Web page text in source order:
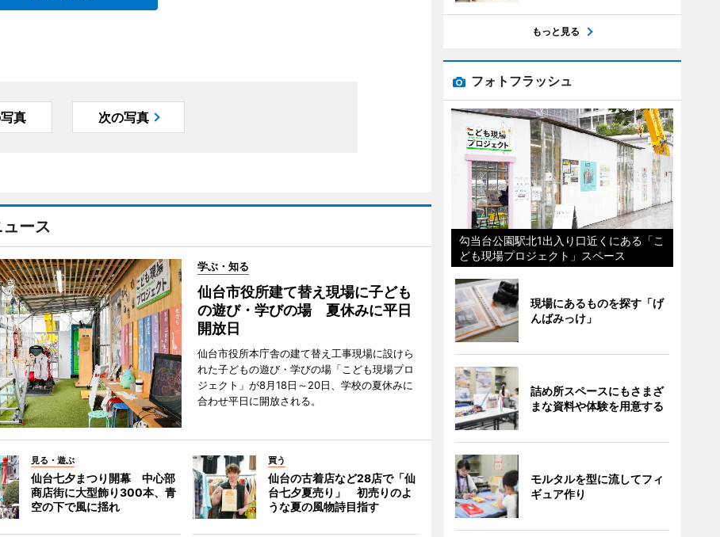
真 次の写真
ース
学ぶ・知る
仙台市役所建て替え現場に子ども
の遊び・学びの場 夏休みに平日
開放日
仙台市役所本庁舎の建て替え工事現場に設けら
れた子どもの遊び・学びの場「こども現場プロ
ジェクト」が8月18日～20日、学校の夏休みに
合わせ平日に開放される。
見る・遊ぶ
仙台七夕まつり開幕 中心部
商店街に大型飾り300本、青
空の下で風に揺れ
買う
仙台の古着店など28店で「仙
台七夕夏売り」 初売りのよ
うな夏の風物詩目指す
もっと見る
フォトフラッシュ
勾当台公園駅北1出入り口近くにある「こ
ども現場プロジェクト」スペース
現場にあるものを探す「げ
んばみっけ」
詰め所スペースにもさまざ
まな資料や体験を用意する
モルタルを型に流してフィ
ギュア作り